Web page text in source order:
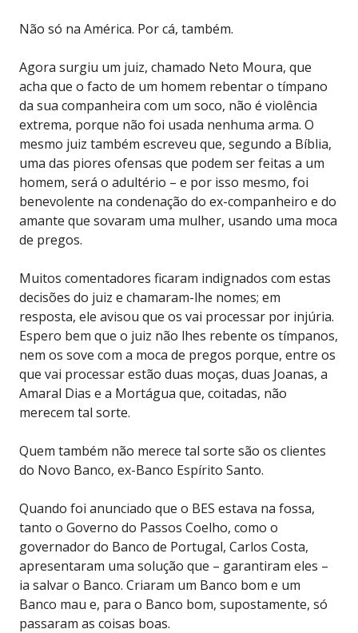
Não só na América. Por cá, também.
Agora surgiu um juiz, chamado Neto Moura, que
acha que o facto de um homem rebentar o tímpano
da sua companheira com um soco, não é violência
extrema, porque não foi usada nenhuma arma. O
mesmo juiz também escreveu que, segundo a Bíblia,
uma das piores ofensas que podem ser feitas a um
homem, será o adultério – e por isso mesmo, foi
benevolente na condenação do ex-companheiro e do
amante que sovaram uma mulher, usando uma moca
de pregos.
Muitos comentadores ficaram indignados com estas
decisões do juiz e chamaram-lhe nomes; em
resposta, ele avisou que os vai processar por injúria.
Espero bem que o juiz não lhes rebente os tímpanos,
nem os sove com a moca de pregos porque, entre os
que vai processar estão duas moças, duas Joanas, a
Amaral Dias e a Mortágua que, coitadas, não
merecem tal sorte.
Quem também não merece tal sorte são os clientes
do Novo Banco, ex-Banco Espírito Santo.
Quando foi anunciado que o BES estava na fossa,
tanto o Governo do Passos Coelho, como o
governador do Banco de Portugal, Carlos Costa,
apresentaram uma solução que – garantiram eles –
ia salvar o Banco. Criaram um Banco bom e um
Banco mau e, para o Banco bom, supostamente, só
passaram as coisas boas.